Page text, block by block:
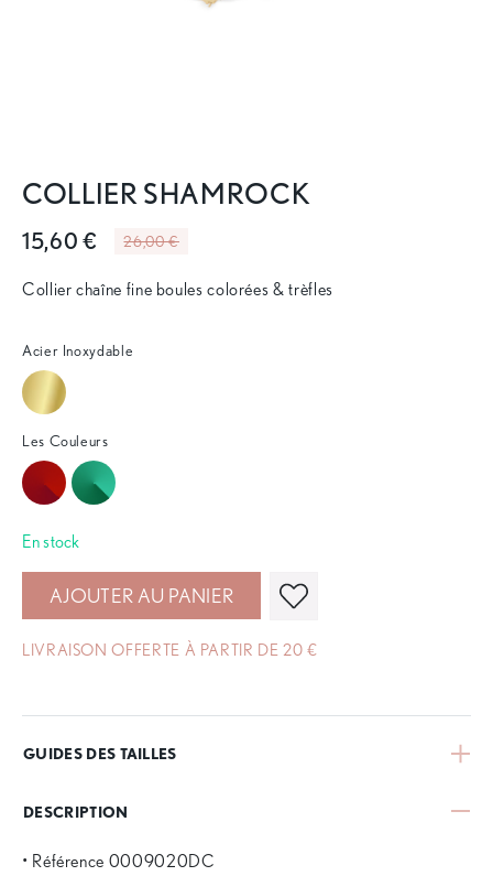
COLLIER SHAMROCK
15,60 € 26,00 €
Collier chaîne fine boules colorées & trèfles
Acier Inoxydable
Les Couleurs
En stock
AJOUTER AU PANIER
LIVRAISON OFFERTE À PARTIR DE 20 €
GUIDES DES TAILLES
DESCRIPTION
• Référence 0009020DC